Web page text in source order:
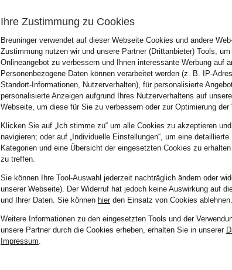
Ihre Zustimmung zu Cookies
Breuninger verwendet auf dieser Webseite Cookies und andere
Zustimmung nutzen wir und unsere Partner (Drittanbieter) Tools,
Onlineangebot zu verbessern und Ihnen interessante Werbung auf
Personenbezogene Daten können verarbeitet werden (z. B. IP-
Standort-Informationen, Nutzerverhalten), für personalisierte
personalisierte Anzeigen aufgrund Ihres Nutzerverhaltens auf
Webseite, um diese für Sie zu verbessern oder zur Optimierung der
Klicken Sie auf „Ich stimme zu“ um alle Cookies zu akzeptieren
navigieren; oder auf „Individuelle Einstellungen“, um eine
Kategorien und eine Übersicht der eingesetzten Cookies zu
zu treffen.
Sie können Ihre Tool-Auswahl jederzeit nachträglich ändern oder
unserer Webseite). Der Widerruf hat jedoch keine Auswirkung auf
und Ihrer Daten. Sie können hierden Einsatz von Cookies ablehnen.
Weitere Informationen zu den eingesetzten Tools und der
unsere Partner durch die Cookies erheben, erhalten Sie in unserer
Impressum.